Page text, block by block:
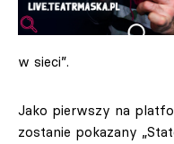
w sieci”.
Jako pierwszy na
zostanie pokazany